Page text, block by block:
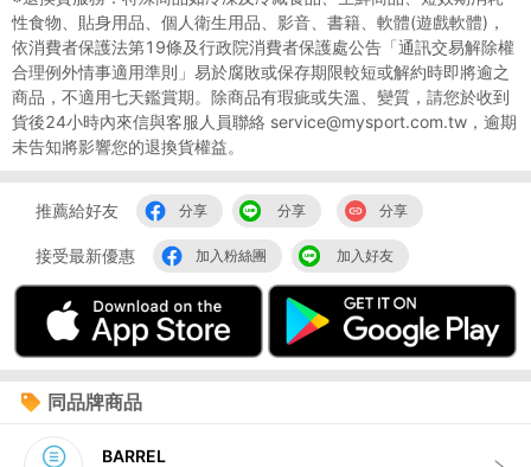
性食物、貼身用品、個人衛生用品、影音、書籍、軟體(遊戲軟體)，
依消費者保護法第19條及行政院消費者保護處公告「通訊交易解除權
合理例外情事適用準則」易於腐敗或保存期限較短或解約時即將逾之
商品，不適用七天鑑賞期。除商品有瑕疵或失溫、變質，請您於收到
貨後24小時內來信與客服人員聯絡 service@mysport.com.tw，逾期
未告知將影響您的退換貨權益。
推薦給好友 分享 分享 分享
接受最新優惠 加入粉絲團 加入好友
同品牌商品
BARREL